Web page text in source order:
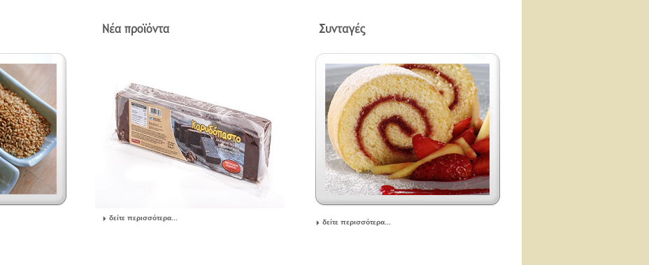
δείτε περισσότερα...
δείτε περισσότερα...